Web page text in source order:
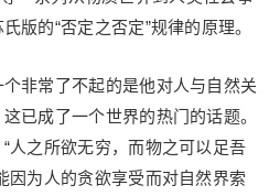
版的“否定之否定”规律的原理。
非常了不起的是他对人与自然关
已成了一个世界的热门的话题。
人之所欲无穷，而物之可以足吾
因为人的贪欲享受而对自然界索